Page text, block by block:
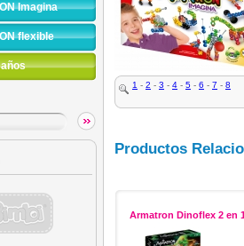
Imagina
flexible
1 - 2 - 3 - 4 - 5 - 6 - 7 - 8
Productos
Armatron Dinoflex 2 en